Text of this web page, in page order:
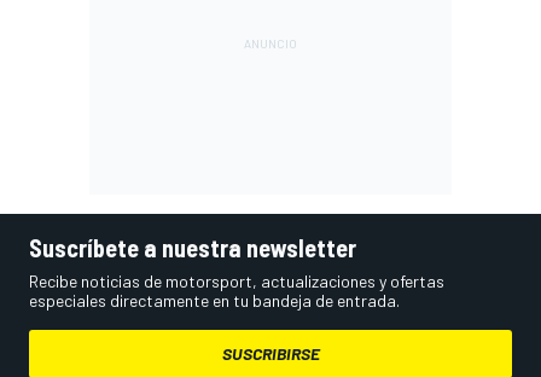
Suscríbete a nuestra newsletter
Recibe noticias de motorsport, actualizaciones y ofertas
especiales directamente en tu bandeja de entrada.
SUSCRIBIRSE